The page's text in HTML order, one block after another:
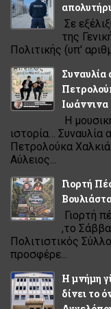
Σε
της
Πολιτικής (υπ'
Συναυλία
Ιωάννινα
Η
ιστορία… Συναυλία
Πετρολούκα
Αύλειος...
Γιορτή
Γιορτή
,το
Πολιτιστικός
προσφέρε...
Η μνήμη
δίνει το